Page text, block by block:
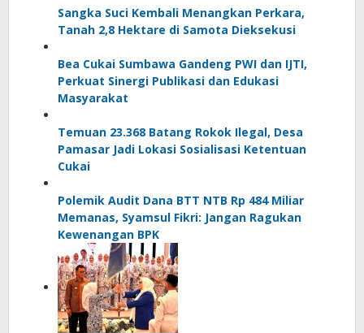
Sangka Suci Kembali Menangkan Perkara,
Tanah 2,8 Hektare di Samota Dieksekusi
Bea Cukai Sumbawa Gandeng PWI dan IJTI,
Perkuat Sinergi Publikasi dan Edukasi
Masyarakat
Temuan 23.368 Batang Rokok Ilegal, Desa
Pamasar Jadi Lokasi Sosialisasi Ketentuan
Cukai
Polemik Audit Dana BTT NTB Rp 484 Miliar
Memanas, Syamsul Fikri: Jangan Ragukan
Kewenangan BPK